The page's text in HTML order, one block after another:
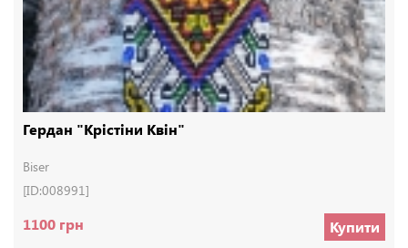
Гердан "Крістіни Квін"
Biser
[ID:008991]
1100 грн Купити